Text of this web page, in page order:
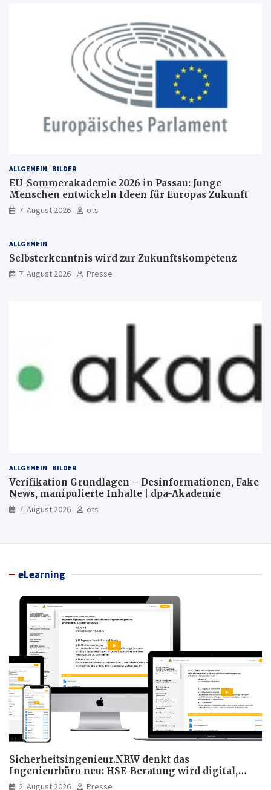
ALLGEMEIN BILDER
EU-Sommerakademie 2026 in Passau: Junge
Menschen entwickeln Ideen für Europas Zukunft
7. August 2026 ots
ALLGEMEIN
Selbsterkenntnis wird zur Zukunftskompetenz
7. August 2026 Presse
ALLGEMEIN BILDER
Verifikation Grundlagen – Desinformationen, Fake
News, manipulierte Inhalte | dpa-Akademie
7. August 2026 ots
eLearning
Sicherheitsingenieur.NRW denkt das
Ingenieurbüro neu: HSE-Beratung wird digital,
hybrid und multimedial
2. August 2026 Presse